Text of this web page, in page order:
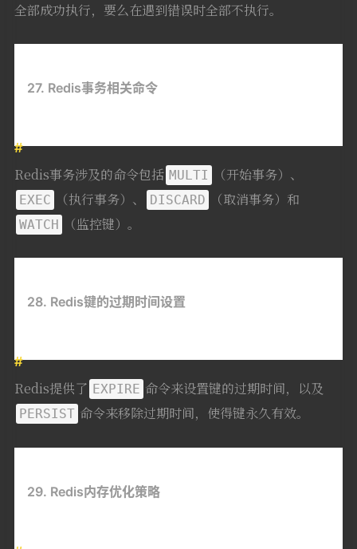
全部成功执行，要么在遇到错误时全部不执行。
27. Redis事务相关命令
Redis事务涉及的命令包括 MULTI （开始事务）、
EXEC （执行事务）、 DISCARD （取消事务）和
WATCH （监控键）。
28. Redis键的过期时间设置
Redis提供了 EXPIRE 命令来设置键的过期时间，以及
PERSIST 命令来移除过期时间，使得键永久有效。
29. Redis内存优化策略